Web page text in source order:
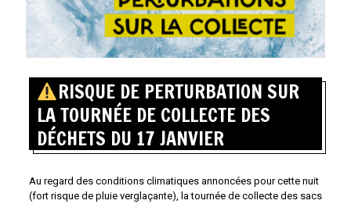
RISQUE DE PERTURBATION SUR
LA TOURNÉE DE COLLECTE DES
DÉCHETS DU 17 JANVIER
Au regard des conditions climatiques annoncées pour cette nuit
(fort risque de pluie verglaçante), la tournée de collecte des sacs